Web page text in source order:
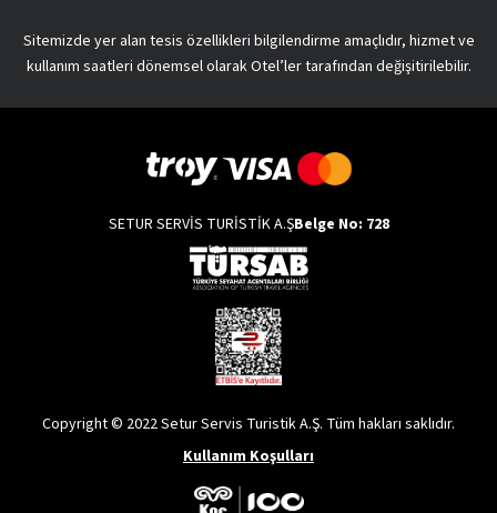
Sitemizde yer alan tesis özellikleri bilgilendirme amaçlıdır, hizmet ve
kullanım saatleri dönemsel olarak Otel’ler tarafından değişitirilebilir.
SETUR SERVİS TURİSTİK A.ŞBelge No: 728
Copyright © 2022 Setur Servis Turistik A.Ş. Tüm hakları saklıdır.
Kullanım Koşulları